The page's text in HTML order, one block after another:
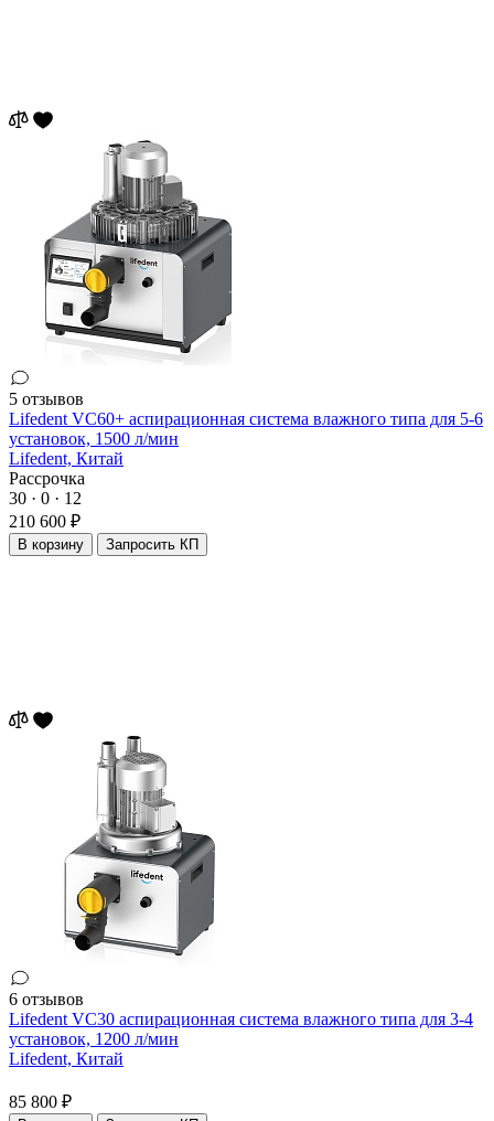
5 отзывов
Lifedent VC60+ аспирационная система влажного типа для 5-6
установок, 1500 л/мин
Lifedent, Китай
Рассрочка
30 · 0 · 12
210 600 ₽
В корзину Запросить КП
6 отзывов
Lifedent VC30 аспирационная система влажного типа для 3-4
установок, 1200 л/мин
Lifedent, Китай
85 800 ₽